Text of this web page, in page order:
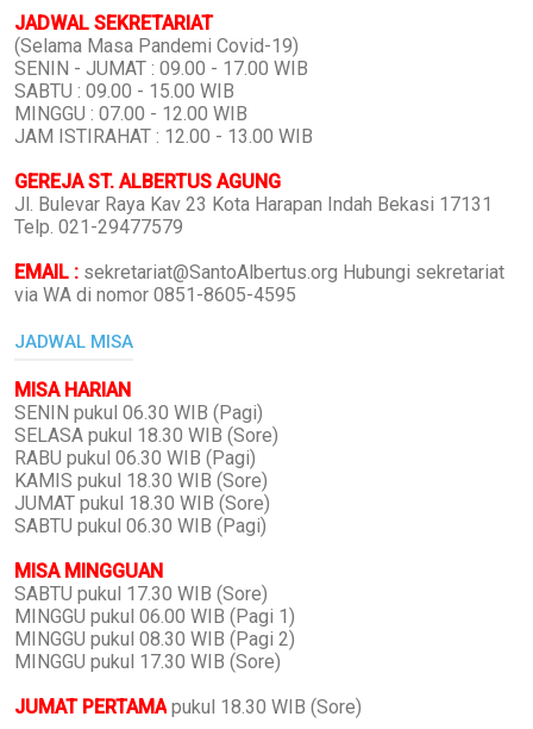
JADWAL SEKRETARIAT
(Selama Masa Pandemi Covid-19)
SENIN - JUMAT : 09.00 - 17.00 WIB
SABTU : 09.00 - 15.00 WIB
MINGGU : 07.00 - 12.00 WIB
JAM ISTIRAHAT : 12.00 - 13.00 WIB
GEREJA ST. ALBERTUS AGUNG
Jl. Bulevar Raya Kav 23 Kota Harapan Indah Bekasi 17131
Telp. 021-29477579
EMAIL : sekretariat@SantoAlbertus.org Hubungi sekretariat
via WA di nomor 0851-8605-4595
JADWAL MISA
MISA HARIAN
SENIN pukul 06.30 WIB (Pagi)
SELASA pukul 18.30 WIB (Sore)
RABU pukul 06.30 WIB (Pagi)
KAMIS pukul 18.30 WIB (Sore)
JUMAT pukul 18.30 WIB (Sore)
SABTU pukul 06.30 WIB (Pagi)
MISA MINGGUAN
SABTU pukul 17.30 WIB (Sore)
MINGGU pukul 06.00 WIB (Pagi 1)
MINGGU pukul 08.30 WIB (Pagi 2)
MINGGU pukul 17.30 WIB (Sore)
JUMAT PERTAMA pukul 18.30 WIB (Sore)